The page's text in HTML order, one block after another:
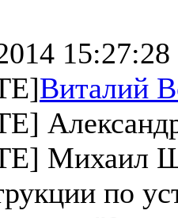
15:27:28
Виталий
Михаил
по